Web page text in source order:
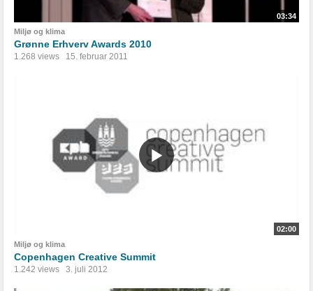
03:34
Miljø og klima
Grønne Erhverv Awards 2010
1.268 views 15. februar 2011
02:00
Miljø og klima
Copenhagen Creative Summit
1.242 views 3. juli 2012